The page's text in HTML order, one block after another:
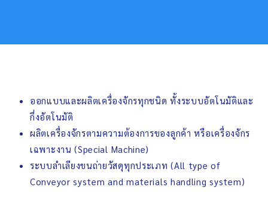
ออกแบบและผลิตเครื่องจักรทุกชนิด ทั้งระบบอัตโนมัติและ
กึ่งอัตโนมัติ
ผลิตเครื่องจักรตามความต้องการของลูกค้า หรือเครื่องจักร
เฉพาะงาน (Special Machine)
ระบบลำเลียงขนถ่ายวัสดุทุกประเภท (All type of
Conveyor system and materials handling system)